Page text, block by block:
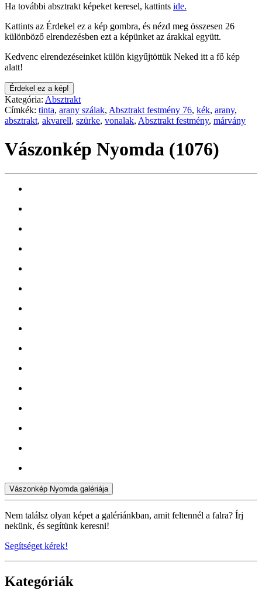
Ha további absztrakt képeket keresel, kattints ide.
Kattints az Érdekel ez a kép gombra, és nézd meg összesen 26
különböző elrendezésben ezt a képünket az árakkal együtt.
Kedvenc elrendezéseinket külön kigyűjtöttük Neked itt a fő kép
alatt!
Érdekel ez a kép!
Kategória: Absztrakt
Címkék: tinta, arany szálak, Absztrakt festmény 76, kék, arany,
absztrakt, akvarell, szürke, vonalak, Absztrakt festmény, márvány
Vászonkép Nyomda (1076)
Vászonkép Nyomda galériája
Nem találsz olyan képet a galériánkban, amit feltennél a falra? Írj
nekünk, és segítünk keresni!
Segítséget kérek!
Kategóriák